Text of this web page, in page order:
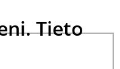
Tieto